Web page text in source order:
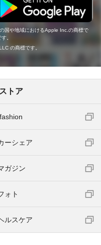
国や地域におけるApple Inc.の商標で
。
の商標です。
トア
ーシェア
ガジン
ォト
ルスケア